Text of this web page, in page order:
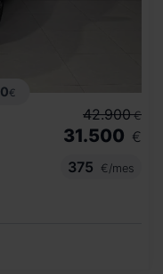
€
42.900 €
31.500 €
375
€/mes